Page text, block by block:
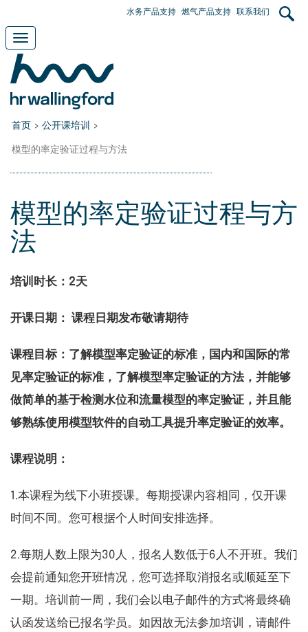
main
content
User
水务产品支持 燃气产品支持 联系我们
Toggle
navigation
首页 > 公开课培训 >
模型的率定验证过程与方法
模型的率定验证过程与方
法
培训时长：2天
开课日期： 课程日期发布敬请期待
课程目标：
了解模型率定验证的标准，国内和国际的常
见率定验证的标准，了解模型率定验证的方法，并能够
做简单的基于检测水位和流量模型的率定验证，并且能
够熟练使用模型软件的自动工具提升率定验证的效率。
课程说明：
1.本课程为线下小班授课。每期授课内容相同，仅开课
时间不同。您可根据个人时间安排选择。
2.每期人数上限为30人，报名人数低于6人不开班。我们
会提前通知您开班情况，您可选择取消报名或顺延至下
一期。培训前一周，我们会以电子邮件的方式将最终确
认函发送给已报名学员。如因故无法参加培训，请邮件